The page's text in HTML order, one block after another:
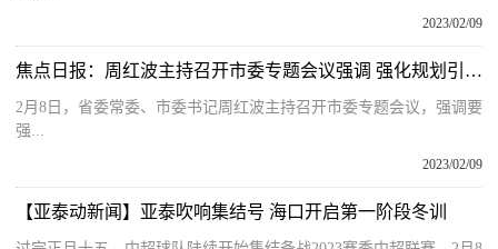
2023/02/09
焦点日报：周红波主持召开市委专题会议强调 强化规划引领 严抓规划落实 为高质量发展提供坚实保障
2月8日，省委常委、市委书记周红波主持召开市委专题会议，强调要
强...
2023/02/09
【亚泰动新闻】亚泰吹响集结号 海口开启第一阶段冬训